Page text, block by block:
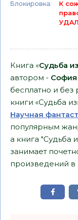
Блокировка:
К
Книга «Судьба
автором - София
бесплатно и
книги «Судьба
Научная
популярным
а книга "Судьба
занимает
произведений в